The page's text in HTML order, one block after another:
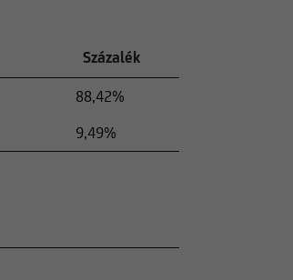
Százalék
88,42%
9,49%